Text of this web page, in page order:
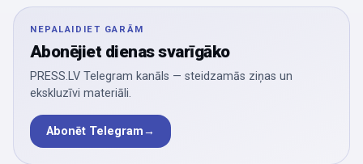
NEPALAIDIET GARĀM
Abonējiet dienas svarīgāko
PRESS.LV Telegram kanāls — steidzamās ziņas un
ekskluzīvi materiāli.
Abonēt Telegram→